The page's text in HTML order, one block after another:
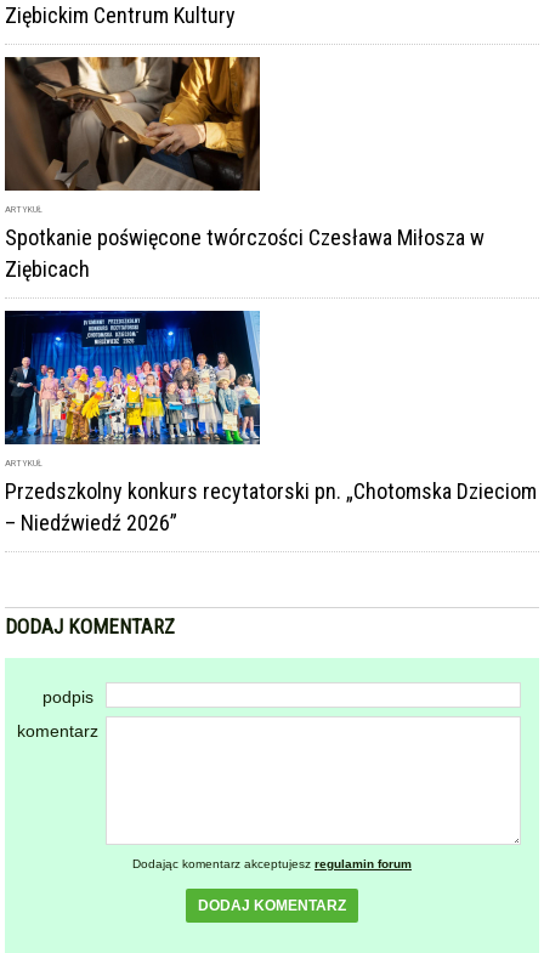
Ziębickim Centrum Kultury
ARTYKUŁ
Spotkanie poświęcone twórczości Czesława Miłosza w
Ziębicach
ARTYKUŁ
Przedszkolny konkurs recytatorski pn. „Chotomska Dzieciom
– Niedźwiedź 2026”
DODAJ KOMENTARZ
podpis
komentarz
Dodając komentarz akceptujesz regulamin forum
DODAJ KOMENTARZ